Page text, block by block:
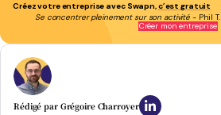
Créez votre entreprise avec Swapn,c’est gratuit
Se concentrer pleinement sur son activité - Phil T.
Créer mon entreprise
Rédigé par Grégoire Charroyer